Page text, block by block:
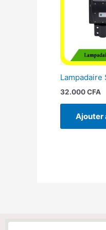
Lampadaire
32.000CFA
Ajouter